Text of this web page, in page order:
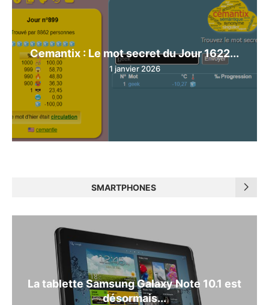
Cemantix : Le mot secret du Jour 1622...
1 janvier 2026
SMARTPHONES
La tablette Samsung Galaxy Note 10.1 est
désormais...